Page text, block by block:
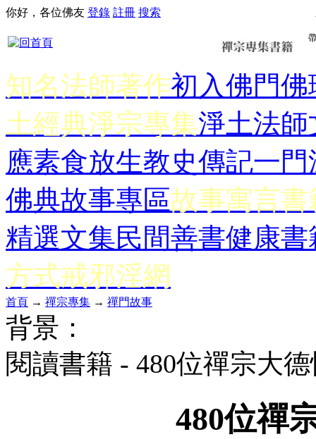
你好，各位佛友 登錄 註冊 搜索
知名法師著作初入佛門佛
土經典淨宗專集淨土法師
應素食放生教史傳記一門
佛典故事專區故事寓言書
精選文集民間善書健康書
方式戒邪淫網
首頁 → 禪宗專集 → 禪門故事
背景：
閱讀書籍 - 480位禪宗大
480位禪